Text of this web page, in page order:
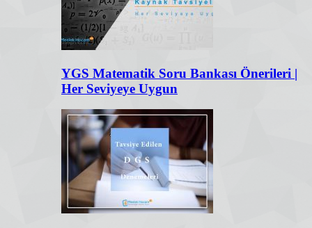
YGS Matematik Soru Bankası Önerileri |
Her Seviyeye Uygun